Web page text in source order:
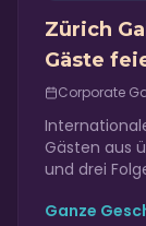
Zürich
Gäste
Corporate
Gästen aus
und drei
Ganze